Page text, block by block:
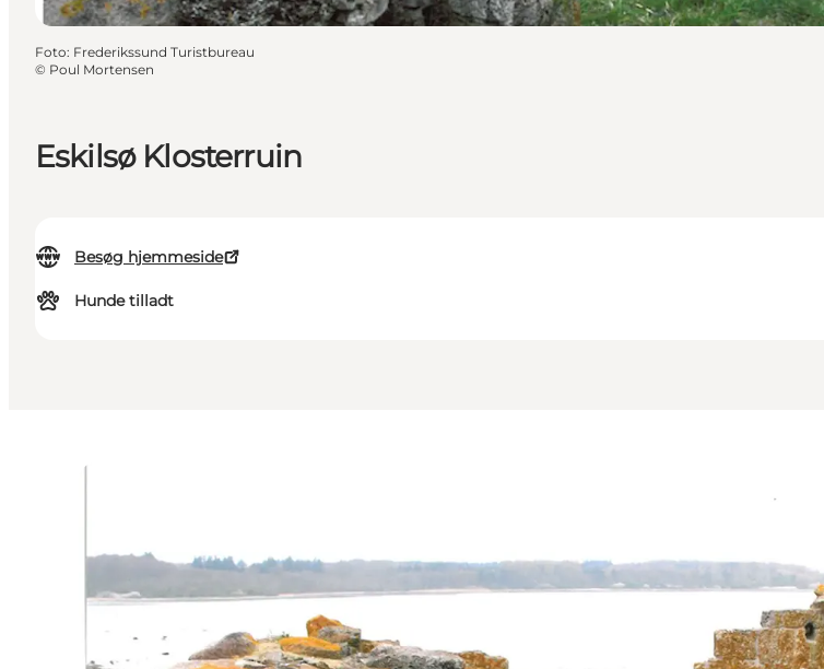
Eskilsø Klosterruin
Besøg hjemmeside
Hunde tilladt
Foto: Frederikssund Turistbureau
© Poul Mortensen